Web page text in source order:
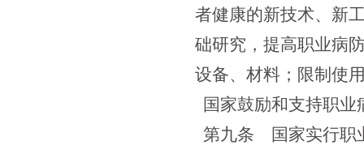
者健康的新技术、新
础研究，提高职业病
设备、材料；限制使
国家鼓励和支持职
第九条 国家实行职